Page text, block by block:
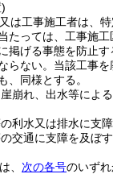
は工事施工者は、
たっては、工事施工
掲げる事態を防止
らない。 当該工事
、同様とする。
崩れ、出水等によ
利水又は排水に支障
交通に支障を及ぼす
、 次の各号のいず